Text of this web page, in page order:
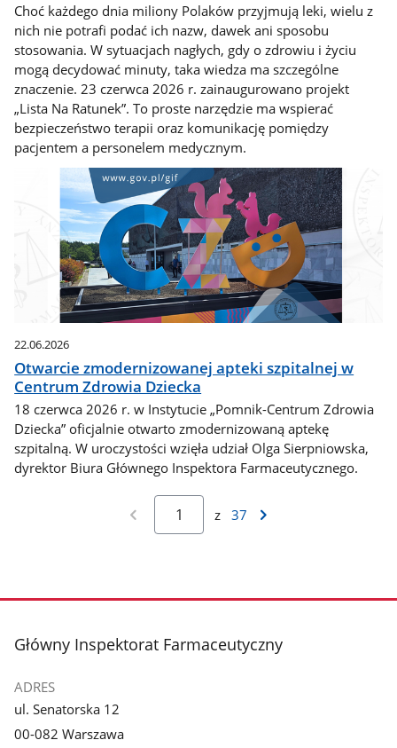
Choć każdego dnia miliony Polaków przyjmują leki, wielu z
nich nie potrafi podać ich nazw, dawek ani sposobu
stosowania. W sytuacjach nagłych, gdy o zdrowiu i życiu
mogą decydować minuty, taka wiedza ma szczególne
znaczenie. 23 czerwca 2026 r. zainaugurowano projekt
„Lista Na Ratunek”. To proste narzędzie ma wspierać
bezpieczeństwo terapii oraz komunikację pomiędzy
pacjentem a personelem medycznym.
22.06.2026
Otwarcie zmodernizowanej apteki szpitalnej w
Centrum Zdrowia Dziecka
18 czerwca 2026 r. w Instytucie „Pomnik-Centrum Zdrowia
Dziecka” oficjalnie otwarto zmodernizowaną aptekę
szpitalną. W uroczystości wzięła udział Olga Sierpniowska,
dyrektor Biura Głównego Inspektora Farmaceutycznego.
z 37
stopka
Główny Inspektorat Farmaceutyczny
ADRES
ul. Senatorska 12
00-082 Warszawa